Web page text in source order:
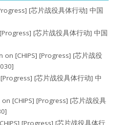
[芯片战役具体行动] 中国
[芯片战役具体行动] 中国
on[CHIPS] [Progress] [芯片战役
[Progress] [芯片战役具体行动] 中
on[CHIPS] [Progress] [芯片战役具
[Progress] [芯片战役具体行